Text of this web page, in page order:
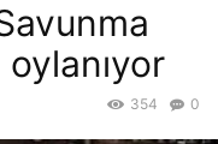
0
354